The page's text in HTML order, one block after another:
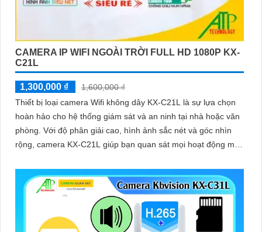
CAMERA IP WIFI NGOÀI TRỜI FULL HD 1080P KX-
C21L
1,300,000 ₫
1,600,000 ₫
Thiết bị loại camera Wifi không dây KX-C21L là sự lựa chọn
hoàn hảo cho hệ thống giám sát và an ninh tại nhà hoặc văn
phòng. Với độ phân giải cao, hình ảnh sắc nét và góc nhìn
rộng, camera KX-C21L giúp bạn quan sát mọi hoạt động một